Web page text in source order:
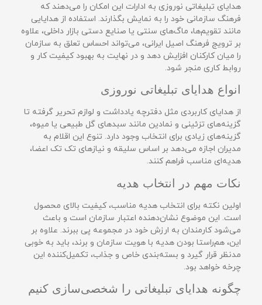
هدایای تبلیغاتی نوروزی به ادارات این امکان را می‌دهند که
فرهنگ سازمانی خود را به نمایش بگذارند. استفاده از هدایایی
مانند تقویم‌ها، ماگ‌های سنتی یا صنایع دستی بازار داخلی، علاوه
بر ترویج فرهنگ اصیل ایرانی، می‌تواند احساس تعلق به سازمان
را میان کارکنان افزایش دهد و در نهایت به بهبود کیفیت کار و
روابط کاری منجر شود.
انواع هدایای تبلیغاتی نوروزی
از هدایای کاربردی مثل دفترچه یادداشت و لوازم تحریر گرفته تا
گزینه‌های تزئینی و نمادین مانند سبدهای گل طبیعی یا میوه،
گزینه‌های زیادی برای انتخاب وجود دارد. تنوع این اقلام به
مدیران اجازه می‌دهد بر اساس سلیقه و نیازهای تک تک اعضا،
هدیه‌ای مناسب فراهم کنند.
نکات مهم در انتخاب هدیه
اولین نکته برای انتخاب هدیه مناسب، کیفیت بالای محصول
است. این موضوع نشان‌دهنده اعتبار سازمان است و باعث
می‌شود کارمندان به ارزش خود در مجموعه پی ببرند. علاوه بر
این، هم‌راستا بودن هدیه با هویت سازمان و برند، باید به خوبی
مدنظر قرار گیرد و بسته‌بندی خاص و جذاب، تکمیل‌کننده این
چرخه خواهد بود.
چگونه هدایای تبلیغاتی را شخصی‌سازی کنیم